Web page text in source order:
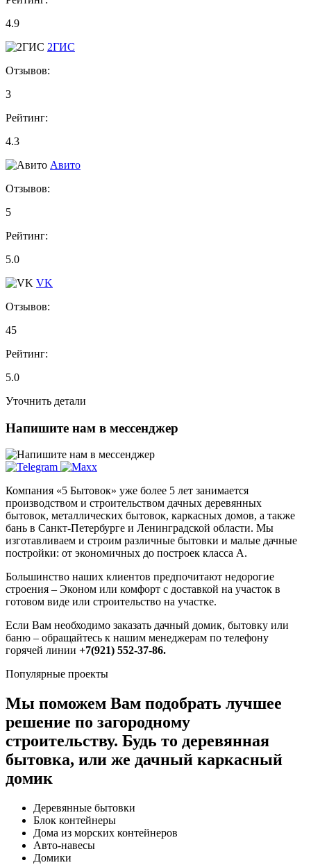
4.9
2ГИС
Отзывов:
3
Рейтинг:
4.3
Авито
Отзывов:
5
Рейтинг:
5.0
VK
Отзывов:
45
Рейтинг:
5.0
Уточнить детали
Напишите нам в мессенджер
Компания «5 Бытовок» уже более 5 лет занимается
производством и строительством дачных деревянных
бытовок, металлических бытовок, каркасных домов, а также
бань в Санкт-Петербурге и Ленинградской области. Мы
изготавливаем и строим различные бытовки и малые дачные
постройки: от экономичных до построек класса А.
Большинство наших клиентов предпочитают недорогие
строения – Эконом или комфорт с доставкой на участок в
готовом виде или строительство на участке.
Если Вам необходимо заказать дачный домик, бытовку или
баню – обращайтесь к нашим менеджерам по телефону
горячей линии +7(921) 552-37-86.
Популярные проекты
Мы поможем Вам подобрать лучшее
решение по загородному
строительству. Будь то деревянная
бытовка, или же дачный каркасный
домик
Деревянные бытовки
Блок контейнеры
Дома из морских контейнеров
Авто-навесы
Домики